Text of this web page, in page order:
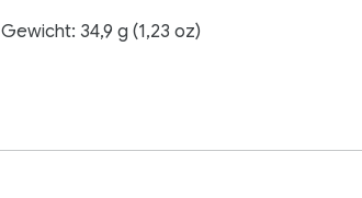
Gewicht: 34,9 g (1,23 oz)